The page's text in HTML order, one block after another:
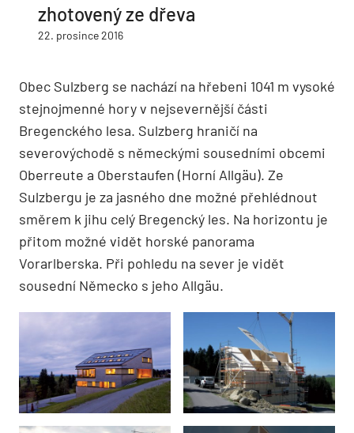
zhotovený ze dřeva
22. prosince 2016
Obec Sulzberg se nachází na hřebeni 1041 m vysoké
stejnojmenné hory v nejsevernější části
Bregenckého lesa. Sulzberg hraničí na
severovýchodě s německými sousedními obcemi
Oberreute a Oberstaufen (Horní Allgäu). Ze
Sulzbergu je za jasného dne možné přehlédnout
směrem k jihu celý Bregencký les. Na horizontu je
přitom možné vidět horské panorama
Vorarlberska. Při pohledu na sever je vidět
sousední Německo s jeho Allgäu.